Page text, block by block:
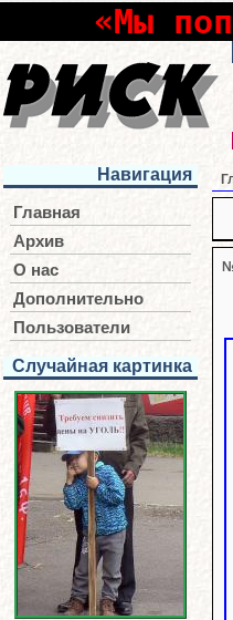
«Мы
Навигация
Главная
Архив
О нас
Дополнительно
Пользователи
Случайная картинка